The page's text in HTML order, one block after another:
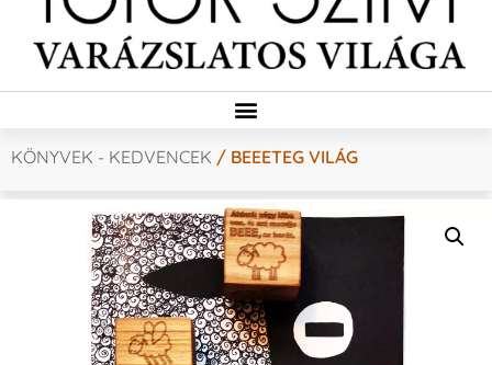
KÖNYVEK - KEDVENCEK / BEEETEG VILÁG